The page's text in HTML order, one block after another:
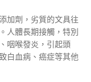
加劑，劣質的文具往
人體長期接觸，特別
咽喉發炎，引起頭
白血病、癌症等其他